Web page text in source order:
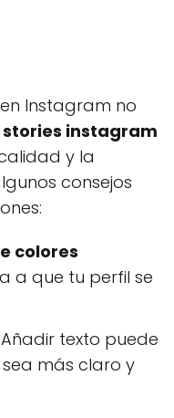
Instagram no
instagram
y la
consejos
colores
a que tu perfil se
Añadir texto puede
más claro y